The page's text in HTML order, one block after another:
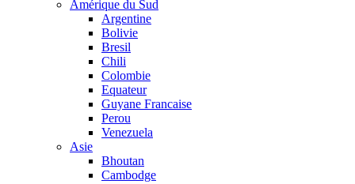
Amérique du Sud
Argentine
Bolivie
Bresil
Chili
Colombie
Equateur
Guyane Francaise
Perou
Venezuela
Asie
Bhoutan
Cambodge